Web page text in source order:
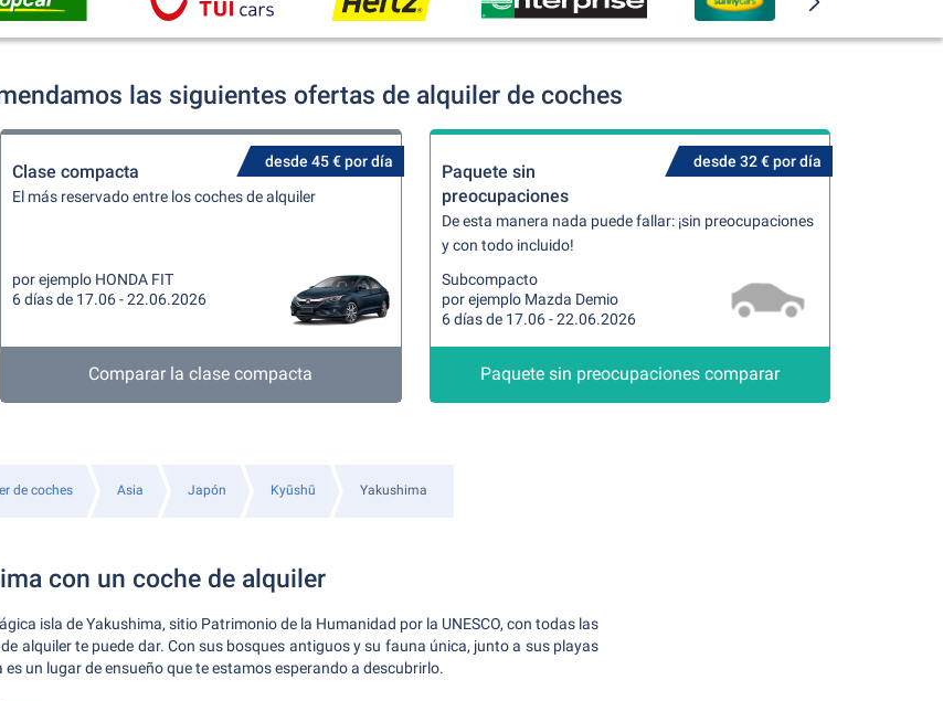
las siguientes ofertas de alquiler de coches
desde 45 € por día
Clase compacta
El más reservado entre los coches de alquiler
por ejemplo HONDA FIT
6 días de 17.06 - 22.06.2026
Comparar la clase compacta
desde 32 € por día
Paquete sin
preocupaciones
De esta manera nada puede fallar: ¡sin preocupaciones
y con todo incluido!
Subcompacto
por ejemplo Mazda Demio
6 días de 17.06 - 22.06.2026
Paquete sin preocupaciones comparar
de coches Asia Japón Kyūshū Yakushima
con un coche de alquiler
isla de Yakushima, sitio Patrimonio de la Humanidad por la UNESCO, con todas las
alquiler te puede dar. Con sus bosques antiguos y su fauna única, junto a sus playas
un lugar de ensueño que te estamos esperando a descubrirlo.